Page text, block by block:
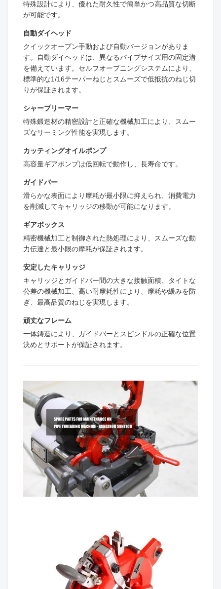
特殊設計により、優れた耐久性で簡単かつ高品質な切断
が可能です。
自動ダイヘッド
クイックオープン手動および自動バージョンがありま
す。自動ダイヘッドは、異なるパイプサイズ用の固定溝
を備えています。セルフオープニングシステムにより、
標準的な1/16テーパーねじとスムーズで低抵抗のねじ切
りが保証されます。
シャープリーマー
特殊鍛造材の精密設計と正確な機械加工により、スムー
ズなリーミング性能を実現します。
カッティングオイルポンプ
高容量ギアポンプは低回転で動作し、長寿命です。
ガイドバー
滑らかな表面により摩耗が最小限に抑えられ、消費電力
を削減してキャリッジの移動が可能になります。
ギアボックス
精密機械加工と制御された熱処理により、スムーズな動
力伝達と最小限の摩耗が保証されます。
安定したキャリッジ
キャリッジとガイドバー間の大きな接触面積、タイトな
公差の機械加工、高い耐摩耗性により、摩耗や緩みを防
ぎ、最高品質のねじを実現します。
頑丈なフレーム
一体鋳造により、ガイドバーとスピンドルの正確な位置
決めとサポートが保証されます。